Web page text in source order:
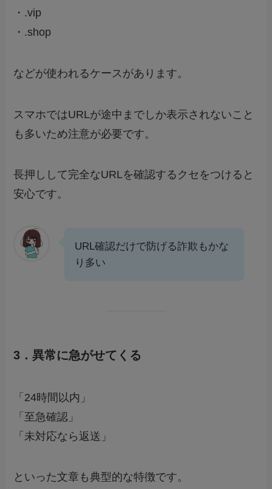
・.vip
・.shop
などが使われるケースがあります。
スマホではURLが途中までしか表示されないこと
も多いため注意が必要です。
長押しして完全なURLを確認するクセをつけると
安心です。
URL確認だけで防げる詐欺もかな
り多い
3．異常に急がせてくる
「24時間以内」
「至急確認」
「未対応なら返送」
といった文章も典型的な特徴です。